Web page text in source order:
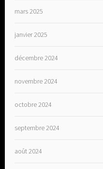
mars 2025
janvier 2025
décembre 2024
novembre 2024
octobre 2024
septembre 2024
août 2024